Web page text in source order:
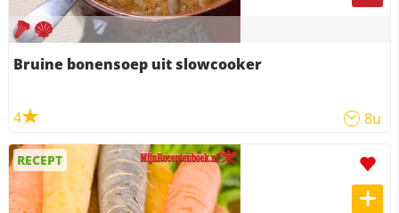
Bruine bonensoep uit slowcooker
4 8u
RECEPT